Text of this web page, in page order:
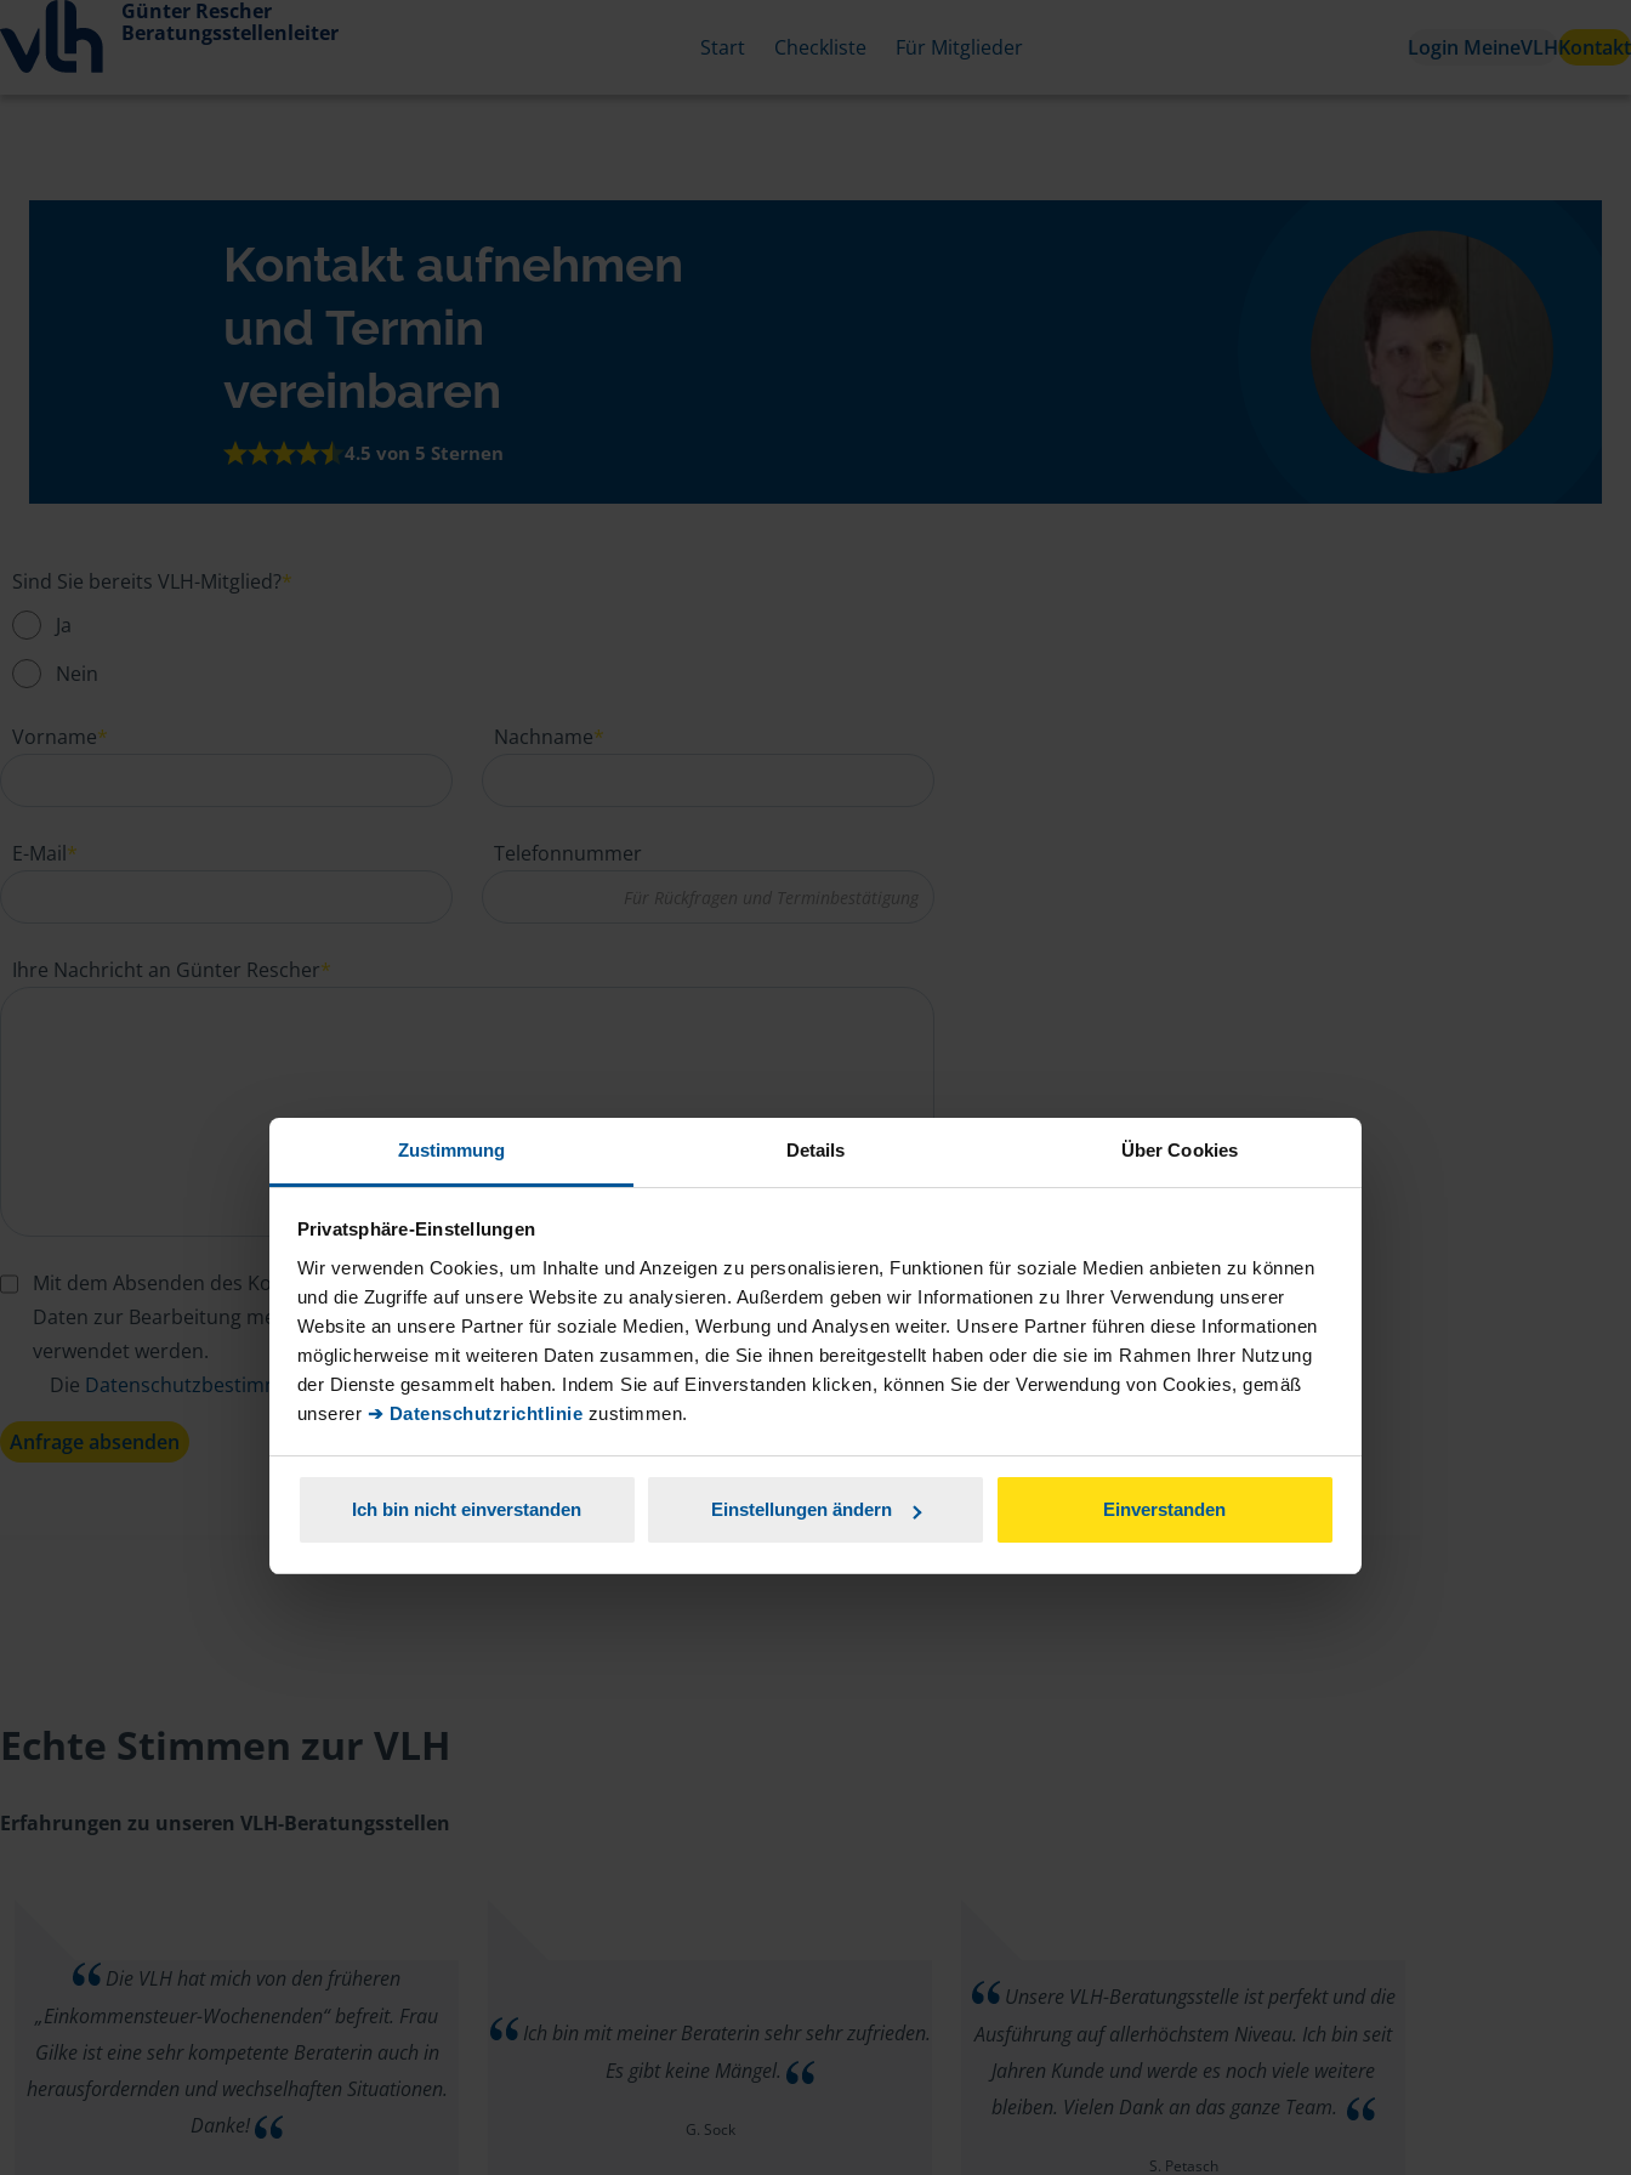
Zustimmung Details Über Cookies
Privatsphäre-Einstellungen
Wir verwenden Cookies, um Inhalte und Anzeigen zu personalisieren, Funktionen für soziale Medien anbieten zu können
und die Zugriffe auf unsere Website zu analysieren. Außerdem geben wir Informationen zu Ihrer Verwendung unserer
Website an unsere Partner für soziale Medien, Werbung und Analysen weiter. Unsere Partner führen diese Informationen
möglicherweise mit weiteren Daten zusammen, die Sie ihnen bereitgestellt haben oder die sie im Rahmen Ihrer Nutzung
der Dienste gesammelt haben. Indem Sie auf Einverstanden klicken, können Sie der Verwendung von Cookies, gemäß
unserer ➔ Datenschutzrichtlinie zustimmen.
Ich bin nicht einverstanden Einstellungen ändern Einverstanden
Günter Rescher
Beratungsstellenleiter
Start Checkliste Für Mitglieder Login MeineVLHKontakt
Kontakt aufnehmen
und Termin
vereinbaren
4.5 von 5 Sternen
Sind Sie bereits VLH-Mitglied?*
Ja
Nein
Vorname* Nachname*
E-Mail* Telefonnummer
Ihre Nachricht an Günter Rescher*
Mit dem Absenden des Kontaktformulars erkläre ich mich damit einverstanden, dass meine
Daten zur Bearbeitung meines Anliegens sowie zur internen Analyse der Zugriffsquelle
verwendet werden.
Die Datenschutzbestimmungenhabe ich zur Kenntnis genommen.*
Anfrage absenden
Echte Stimmen zur VLH
Erfahrungen zu unseren VLH-Beratungsstellen
Die VLH hat mich von den früheren
„Einkommensteuer-Wochenenden“ befreit. Frau
Gilke ist eine sehr kompetente Beraterin auch in
herausfordernden und wechselhaften Situationen.
Danke!
Ich bin mit meiner Beraterin sehr sehr zufrieden.
Es gibt keine Mängel.
G. Sock
Unsere VLH-Beratungsstelle ist perfekt und die
Ausführung auf allerhöchstem Niveau. Ich bin seit
Jahren Kunde und werde es noch viele weitere
bleiben. Vielen Dank an das ganze Team.
S. Petasch